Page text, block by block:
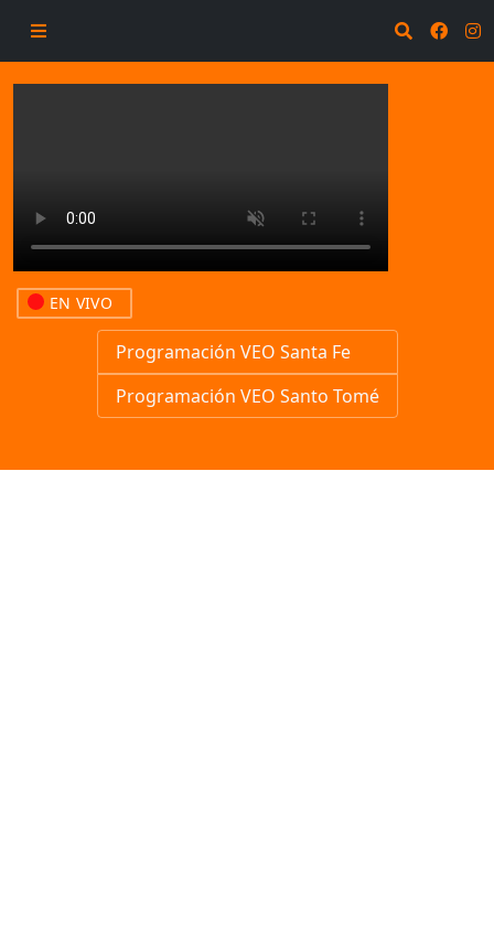
EN VIVO
Programación VEO Santa Fe
Programación VEO Santo Tomé